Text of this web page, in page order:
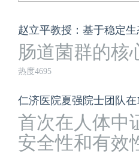
赵立平教授：基于稳定
肠道菌群的核
热度4695
首次在人体中
安全性和有效